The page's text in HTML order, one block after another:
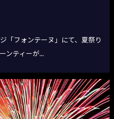
「フォンテーヌ」にて、夏祭り
ンティーが...